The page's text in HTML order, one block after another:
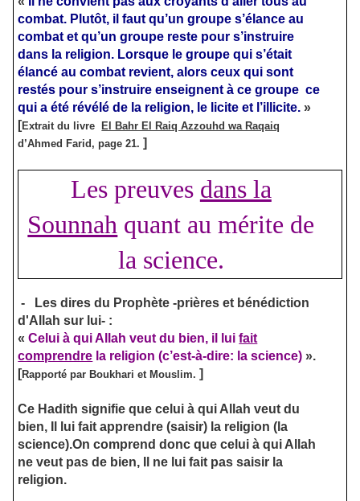
combat. Plutôt, il faut qu’un groupe s’élance au
combat et qu’un groupe reste pour s’instruire
dans la religion. Lorsque le groupe qui s’était
élancé au combat revient, alors ceux qui sont
restés pour s’instruire enseignent à ce groupe ce
qui a été révélé de la religion, le licite et l’illicite.»
[Extrait du livreEl Bahr El Raiq Azzouhd wa Raqaiq
d’Ahmed Farid, page 21. ]
Les preuves dans la
Sounnah quant au mérite de
la science.
-
Les dires du Prophète -prières et bénédiction
d'Allah sur lui- :
«Celui à qui Allah veut du bien, il luifait
comprendre la religion (c’est-à-dire: la science)».
[Rapporté par Boukhari et Mouslim. ]
Ce Hadith signifie que celui à qui Allah veut du
bien, Il lui fait apprendre (saisir) la religion (la
science).On comprend donc que celui à qui Allah
ne veut pas de bien, Il ne lui fait pas saisir la
religion.